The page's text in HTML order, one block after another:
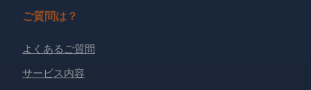
ご質問は？
よくあるご質問
サービス内容